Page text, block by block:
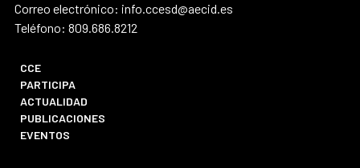
Correo electrónico: info.ccesd@aecid.es
Teléfono: 809.686.8212
CCE
PARTICIPA
ACTUALIDAD
PUBLICACIONES
EVENTOS